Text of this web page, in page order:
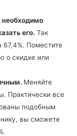
необходимо
его. Так
67,4%. Поместите
о скидке или
Меняйте
Практически все
подобным
вы сможете